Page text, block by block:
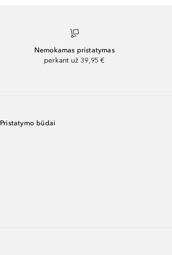
Nemokamas pristatymas
perkant už 39,95 €
Pristatymo būdai